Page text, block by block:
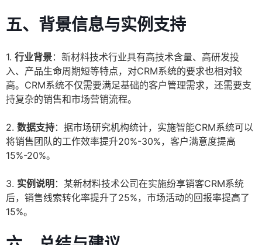
五、背景信息与实例支持
1. 行业背景：新材料技术行业具有高技术含量、高研发投
入、产品生命周期短等特点，对CRM系统的要求也相对较
高。CRM系统不仅需要满足基础的客户管理需求，还需要支
持复杂的销售和市场营销流程。
2. 数据支持：据市场研究机构统计，实施智能CRM系统可以
将销售团队的工作效率提升20%-30%，客户满意度提高
15%-20%。
3. 实例说明 ：某新材料技术公司在实施纷享销客CRM系统
后，销售线索转化率提升了25%，市场活动的回报率提高了
15%。